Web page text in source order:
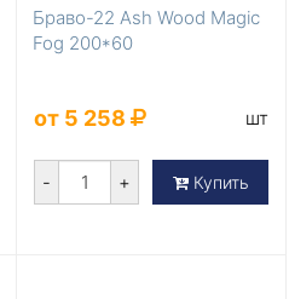
Браво-22 Ash Wood Magic
Fog 200*60
от 5 258 шт
- + Купить